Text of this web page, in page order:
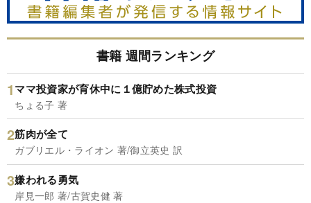
書籍 週間ランキング
ママ投資家が育休中に１億貯めた株式投資
ちょる子 著
筋肉が全て
ガブリエル・ライオン 著/御立英史 訳
嫌われる勇気
岸見一郎 著/古賀史健 著